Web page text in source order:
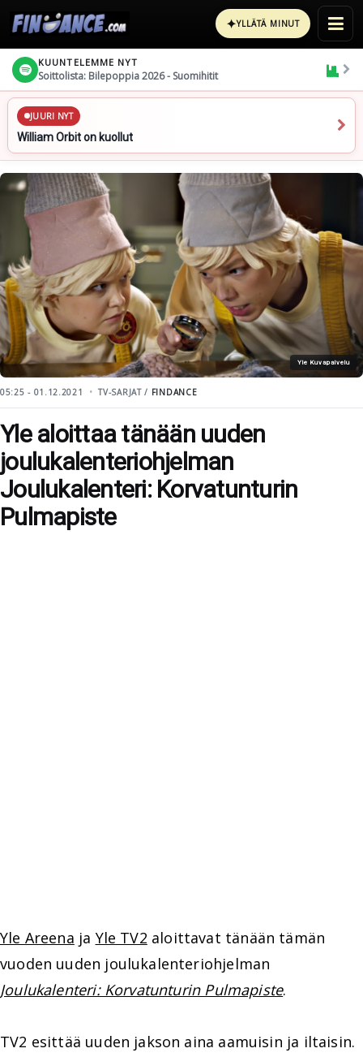
✦YLLÄTÄ MINUT
KUUNTELEMME NYT
Soittolista: Bilepoppia 2026 - Suomihitit
JUURI NYT
William Orbit on kuollut
Yle Kuvapalvelu
05:25 - 01.12.2021 TV-SARJAT / FINDANCE
Yle aloittaa tänään uuden
joulukalenteriohjelman
Joulukalenteri: Korvatunturin
Pulmapiste
Yle Areena ja Yle TV2 aloittavat tänään tämän
vuoden uuden joulukalenteriohjelman
Joulukalenteri: Korvatunturin Pulmapiste.
TV2 esittää uuden jakson aina aamuisin ja iltaisin.